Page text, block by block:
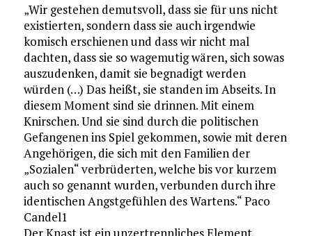
„Wir gestehen demutsvoll, dass sie für uns nicht
existierten, sondern dass sie auch irgendwie
komisch erschienen und dass wir nicht mal
dachten, dass sie so wagemutig wären, sich sowas
auszudenken, damit sie begnadigt werden
würden (…) Das heißt, sie standen im Abseits. In
diesem Moment sind sie drinnen. Mit einem
Knirschen. Und sie sind durch die politischen
Gefangenen ins Spiel gekommen, sowie mit deren
Angehörigen, die sich mit den Familien der
„Sozialen“ verbrüderten, welche bis vor kurzem
auch so genannt wurden, verbunden durch ihre
identischen Angstgefühlen des Wartens.“ Paco
Candel1
Der Knast ist ein unzertrennliches Element,